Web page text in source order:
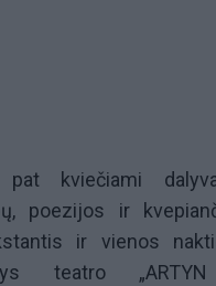
pat kviečiami
poezijos ir
ir vienos
teatro